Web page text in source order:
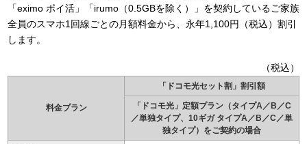
「eximo ポイ活」「irumo（0.5GBを除く）」を契約しているご家族
全員のスマホ1回線ごとの月額料金から、永年1,100円（税込）割引
します。
（税込）
料金プラン
「ドコモ光セット割」割引額
「ドコモ光」定額プラン（タイプA／B／C
／単独タイプ、10ギガ タイプA／B／C／単
独タイプ）をご契約の場合